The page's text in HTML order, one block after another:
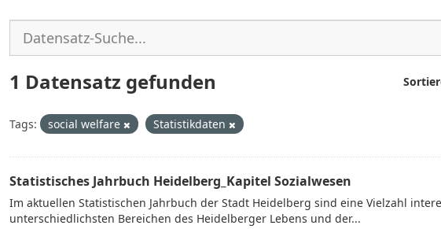
1 Datensatz gefunden
Tags: social welfare Statistikdaten
Statistisches Jahrbuch Heidelberg_Kapitel Sozialwesen
Im aktuellen Statistischen Jahrbuch der Stadt Heidelberg sind eine Vielzahl
unterschiedlichsten Bereichen des Heidelberger Lebens und der...